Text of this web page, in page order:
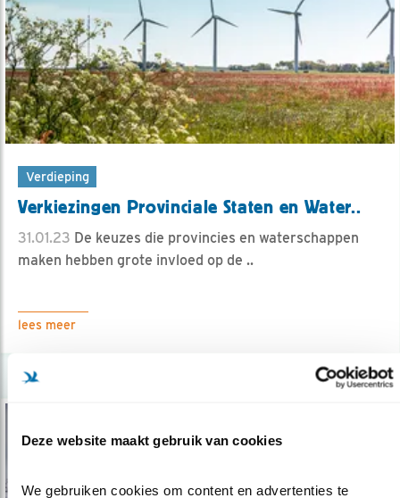
Deze website maakt gebruik van cookies
We gebruiken cookies om content en advertenties te
Verdieping
Verkiezingen Provinciale Staten en Water..
31.01.23 De keuzes die provincies en waterschappen
maken hebben grote invloed op de ..
lees meer